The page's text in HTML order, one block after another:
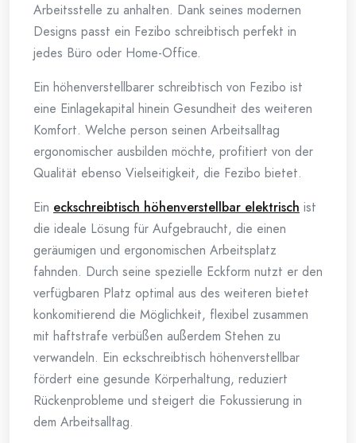
Arbeitsstelle zu anhalten. Dank seines modernen
Designs passt ein Fezibo schreibtisch perfekt in
jedes Büro oder Home-Office.
Ein höhenverstellbarer schreibtisch von Fezibo ist
eine Einlagekapital hinein Gesundheit des weiteren
Komfort. Welche person seinen Arbeitsalltag
ergonomischer ausbilden möchte, profitiert von der
Qualität ebenso Vielseitigkeit, die Fezibo bietet.
Ein eckschreibtisch höhenverstellbar elektrisch ist
die ideale Lösung für Aufgebraucht, die einen
geräumigen und ergonomischen Arbeitsplatz
fahnden. Durch seine spezielle Eckform nutzt er den
verfügbaren Platz optimal aus des weiteren bietet
konkomitierend die Möglichkeit, flexibel zusammen
mit haftstrafe verbüßen außerdem Stehen zu
verwandeln. Ein eckschreibtisch höhenverstellbar
fördert eine gesunde Körperhaltung, reduziert
Rückenprobleme und steigert die Fokussierung in
dem Arbeitsalltag.